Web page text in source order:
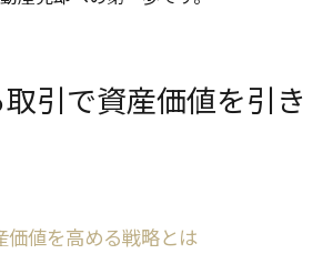
引で資産価値を引き
価値を高める戦略とは